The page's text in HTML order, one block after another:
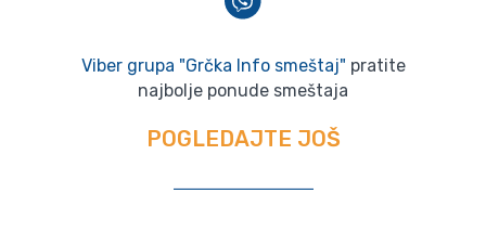
Viber grupa "Grčka Info smeštaj" pratite
najbolje ponude smeštaja
POGLEDAJTE JOŠ